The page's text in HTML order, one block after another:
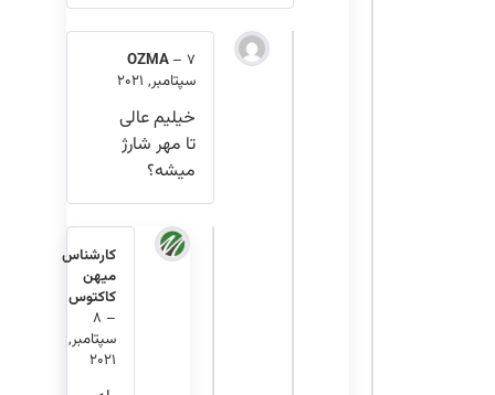
OZMA
سپتامبر, 2021
خیلیم عالی
تا مهر شارژ
میشه؟
کارشناس
کاکتوس
سپتامبر,